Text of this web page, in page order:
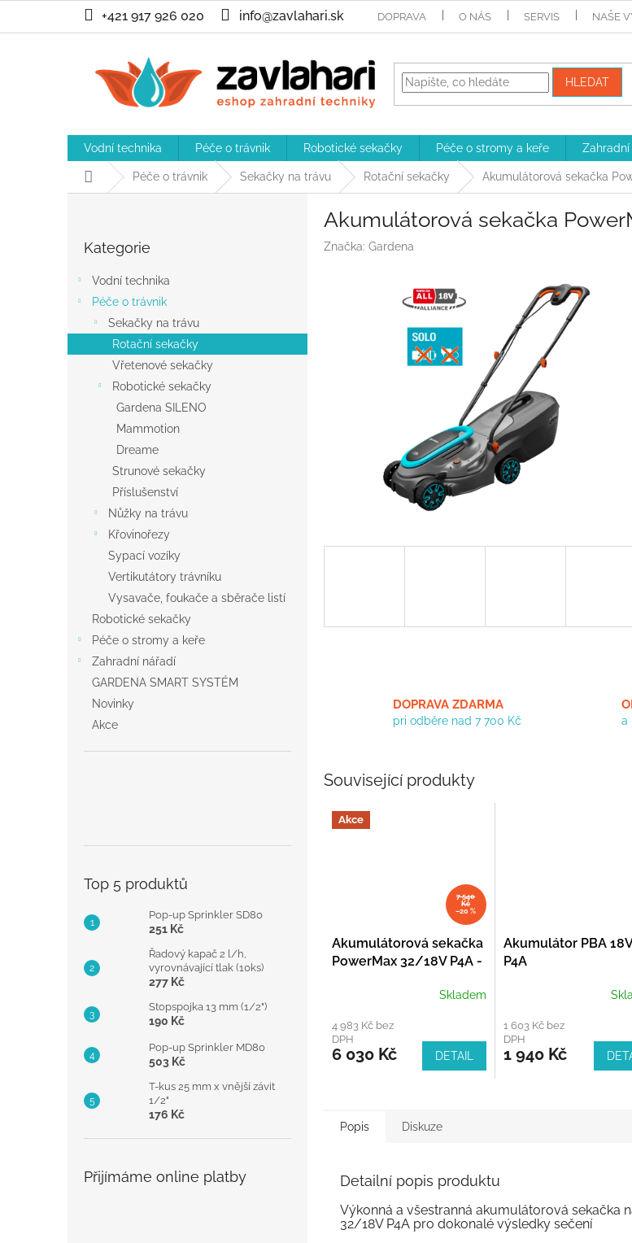
obsah
+421 917 926 020 info@zavlahari.sk DOPRAVA O NÁS SERVIS NAŠE
HLEDAT
Vodní technika Péče o trávnik Robotické sekačky Péče o stromy a keře
Domů Péče o trávnik Sekačky na trávu Rotační sekačky Akumulátorová sekačka
kategorie
Kategorie
Vodní technika
Péče o trávnik
Sekačky na trávu
Rotační sekačky
Vřetenové sekačky
Robotické sekačky
Gardena SILENO
Mammotion
Dreame
Strunové sekačky
Příslušenství
Nůžky na trávu
Křovinořezy
Sypací vozíky
Vertikutátory trávníku
Vysavače, foukače a sběrače listí
Robotické sekačky
Péče o stromy a keře
Zahradní nářadí
GARDENA SMART SYSTÉM
Novinky
Akce
Top 5 produktů
Pop-up Sprinkler SD80
251 Kč
Řadový kapač 2 l/h,
vyrovnávající tlak (10ks)
277 Kč
Stopspojka 13 mm (1/2")
190 Kč
Pop-up Sprinkler MD80
503 Kč
T-kus 25 mm x vnější závit
1/2"
176 Kč
Přijímáme online platby
Akumulátorová sekačka
Značka: Gardena
DOPRAVA ZDARMA
pri odběre nad 7 700 Kč a
Související produkty
Akce
7 540
Kč
–20 %
Akumulátorová sekačka
PowerMax 32/18V P4A -
Skladem
4 983 Kč bez
DPH
6 030 Kč DETAIL
Akumulátor PBA
P4A
1 603 Kč bez
DPH
1 940 Kč
Popis Diskuze
Detailní popis produktu
Výkonná a všestranná akumulátorová sekačka
32/18V P4A pro dokonalé výsledky sečení